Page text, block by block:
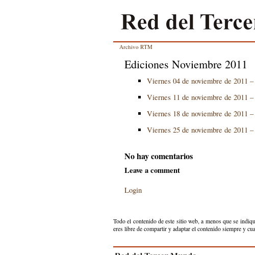
Archivo RTM
Ediciones Noviembre 2011
Viernes 04 de noviembre de 2011
Viernes 11 de noviembre de 2011
Viernes 18 de noviembre de 2011
Viernes 25 de noviembre de 2011
No hay comentarios
Leave a comment
Login
Todo el contenido de este sitio web, a menos que se
eres libre de compartir y adaptar el contenido siempre y